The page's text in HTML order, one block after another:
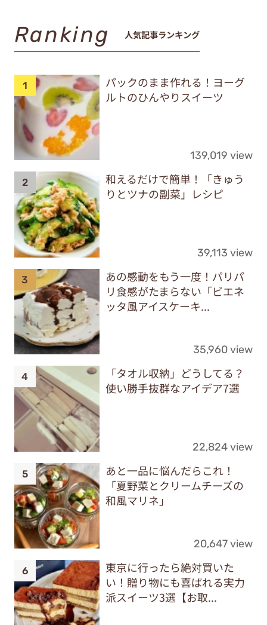
Ranking 人気記事ランキング
パックのまま作れる！ヨーグ
ルトのひんやりスイーツ
139,019 view
和えるだけで簡単！「きゅう
りとツナの副菜」レシピ
39,113 view
あの感動をもう一度！パリパ
リ食感がたまらない「ビエネ
ッタ風アイスケーキ...
35,960 view
「タオル収納」どうしてる？
使い勝手抜群なアイデア7選
22,824 view
あと一品に悩んだらこれ！
「夏野菜とクリームチーズの
和風マリネ」
20,647 view
東京に行ったら絶対買いた
い！贈り物にも喜ばれる実力
派スイーツ3選【お取...